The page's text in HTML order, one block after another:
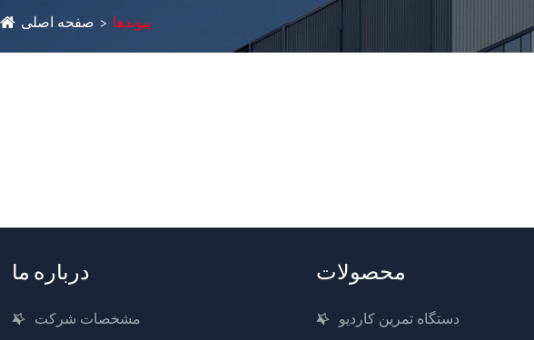
صفحه اصلی پیوندها
درباره ما
مشخصات شرکت
محصولات
دستگاه تمرین کاردیو